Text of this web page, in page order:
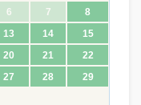
6 7
8
13 14
15
20 21
22
27 28
29